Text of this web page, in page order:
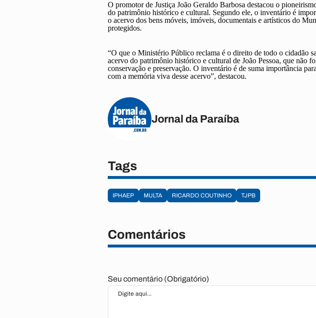
O promotor de Justiça João Geraldo Barbosa destacou o
do patrimônio histórico e cultural. Segundo ele, o inventário é
o acervo dos bens móveis, imóveis, documentais e artísticos do
protegidos.
“O que o Ministério Público reclama é o direito de todo o cidadão
acervo do patrimônio histórico e cultural de João Pessoa, que não
conservação e preservação. O inventário é de suma importância
com a memória viva desse acervo”, destacou.
Jornal da Paraíba
Tags
IPHAEP MULTA RICARDO COUTINHO TJPB
Comentários
Seu comentário (Obrigatório)